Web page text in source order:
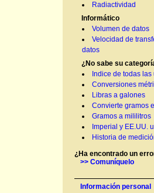
Radiactividad
Informático
Volumen de datos
Velocidad de
datos
¿No sabe su
Indice de todas
Conversiones
Libras a galones
Convierte gramos
Gramos a mililitros
Imperial y EE.UU.
Historia de
¿Ha encontrado un
>> Comuníquelo
Información personal